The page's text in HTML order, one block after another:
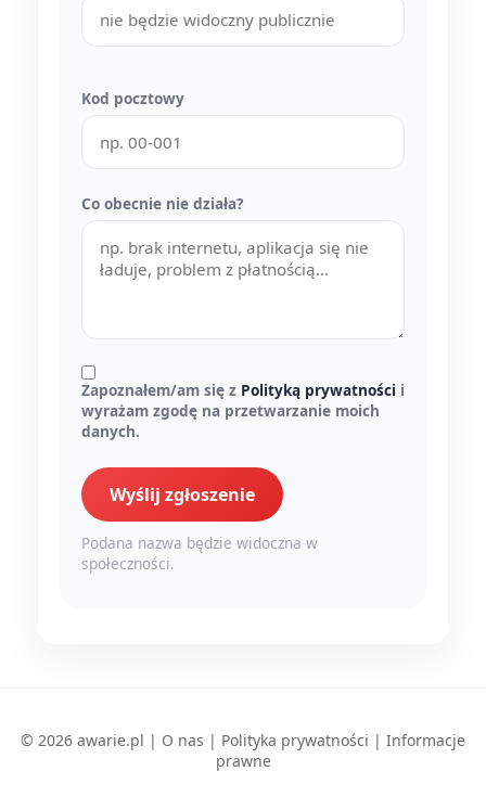
Kod pocztowy
Co obecnie nie działa?
Zapoznałem/am się z Polityką prywatności i
wyrażam zgodę na przetwarzanie moich
danych.
Wyślij zgłoszenie
Podana nazwa będzie widoczna w
społeczności.
© 2026 awarie.pl | O nas | Polityka prywatności | Informacje
prawne